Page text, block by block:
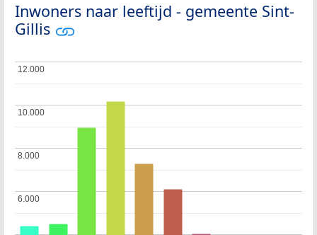
Inwoners naar leeftijd - gemeente Sint-
Gillis
6.000
6.000
8.000
8.000
10.000
10.000
12.000
12.000